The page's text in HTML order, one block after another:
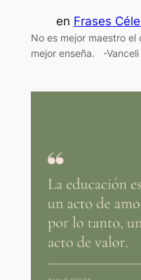
en Frases
No es mejor maestro el
mejor enseña. -Vanceli